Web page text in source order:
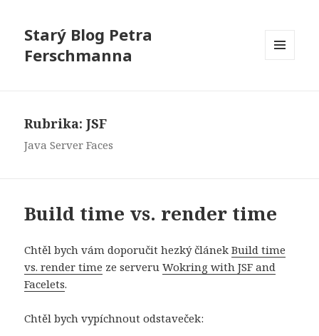
Starý Blog Petra
Ferschmanna
Rubrika:JSF
Java Server Faces
Build time vs. render time
Chtěl bych vám doporučit hezký článekBuild time
vs. render time ze serveruWokring with JSF and
Facelets.
Chtěl bych vypíchnout odstaveček: